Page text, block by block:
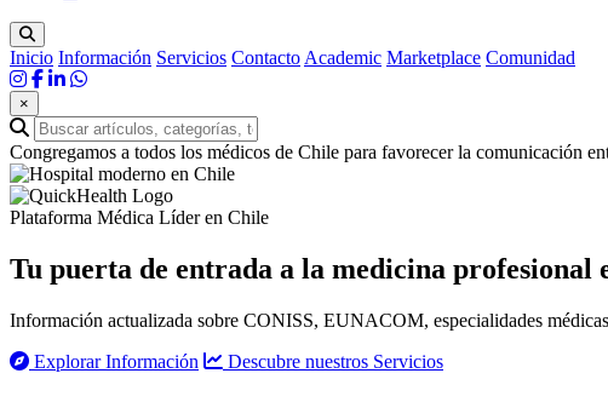
Inicio Información Servicios Contacto Academic Marketplace Comunidad
×
Congregamos a todos los médicos de Chile para favorecer la comunicación
Plataforma Médica Líder en Chile
Tu puerta de entrada a la medicina profesional
Información actualizada sobre CONISS, EUNACOM, especialidades
Explorar Información
Descubre nuestros Servicios